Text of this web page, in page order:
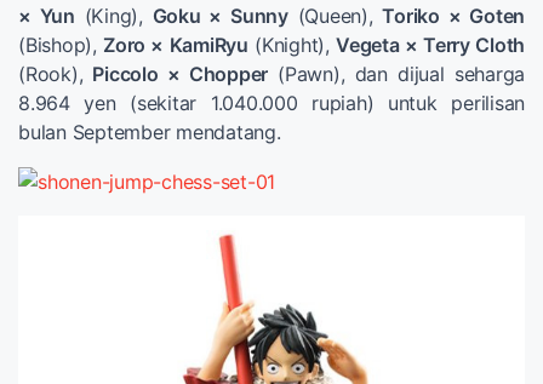
× Yun (King), Goku × Sunny(Queen),Toriko × Goten
(Bishop), Zoro × KamiRyu (Knight),Vegeta × Terry Cloth
(Rook), Piccolo × Chopper (Pawn), dan dijual seharga
8.964 yen (sekitar 1.040.000 rupiah) untuk perilisan
bulan September mendatang.